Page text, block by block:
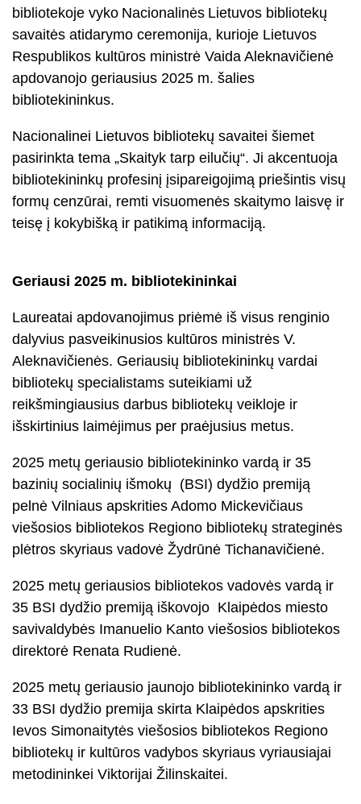
bibliotekoje vyko Nacionalinės Lietuvos bibliotekų
savaitės atidarymo ceremonija, kurioje Lietuvos
Respublikos kultūros ministrė Vaida Aleknavičienė
apdovanojo geriausius 2025 m. šalies
bibliotekininkus.
Nacionalinei Lietuvos bibliotekų savaitei šiemet
pasirinkta tema „Skaityk tarp eilučių“. Ji akcentuoja
bibliotekininkų profesinį įsipareigojimą priešintis visų
formų cenzūrai, remti visuomenės skaitymo laisvę ir
teisę į kokybišką ir patikimą informaciją.
Geriausi 2025 m. bibliotekininkai
Laureatai apdovanojimus priėmė iš visus renginio
dalyvius pasveikinusios kultūros ministrės V.
Aleknavičienės. Geriausių bibliotekininkų vardai
bibliotekų specialistams suteikiami už
reikšmingiausius darbus bibliotekų veikloje ir
išskirtinius laimėjimus per praėjusius metus.
2025 metų geriausio bibliotekininko vardą ir 35
bazinių socialinių išmokų (BSI) dydžio premiją
pelnė Vilniaus apskrities Adomo Mickevičiaus
viešosios bibliotekos Regiono bibliotekų strateginės
plėtros skyriaus vadovė Žydrūnė Tichanavičienė.
2025 metų geriausios bibliotekos vadovės vardą ir
35 BSI dydžio premiją iškovojo Klaipėdos miesto
savivaldybės Imanuelio Kanto viešosios bibliotekos
direktorė Renata Rudienė.
2025 metų geriausio jaunojo bibliotekininko vardą ir
33 BSI dydžio premija skirta Klaipėdos apskrities
Ievos Simonaitytės viešosios bibliotekos Regiono
bibliotekų ir kultūros vadybos skyriaus vyriausiajai
metodininkei Viktorijai Žilinskaitei.